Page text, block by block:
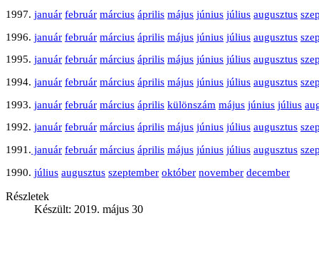
1997. január február március április május június július augusztus
1996. január február március április május június július augusztus
1995. január február március április május június július augusztus
1994. január február március április május június július augusztus
1993. január február március április különszám május június július
1992. január február március április május június július augusztus
1991. január február március április május június július augusztus
1990. július augusztus szeptember október november december
Részletek
Készült: 2019. május 30